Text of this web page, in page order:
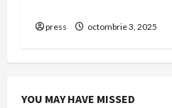
press octombrie 3, 2025
YOU MAY HAVE MISSED